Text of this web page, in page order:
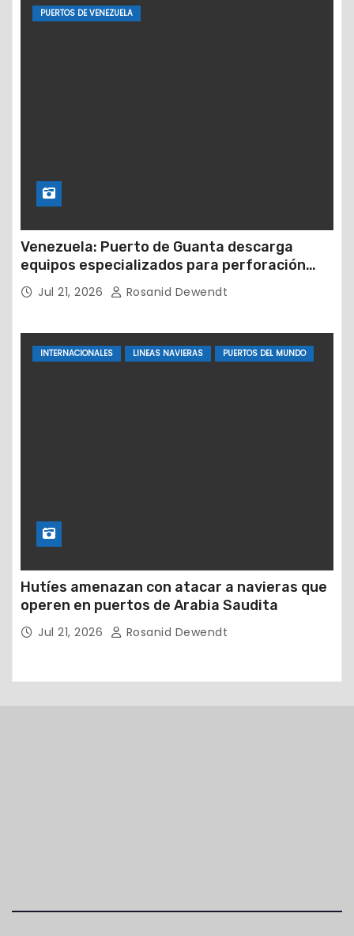
PUERTOS DE VENEZUELA
Venezuela: Puerto de Guanta descarga
equipos especializados para perforación
petrolera
Jul 21, 2026 Rosanid Dewendt
INTERNACIONALES LINEAS NAVIERAS PUERTOS DEL MUNDO
Hutíes amenazan con atacar a navieras que
operen en puertos de Arabia Saudita
Jul 21, 2026 Rosanid Dewendt